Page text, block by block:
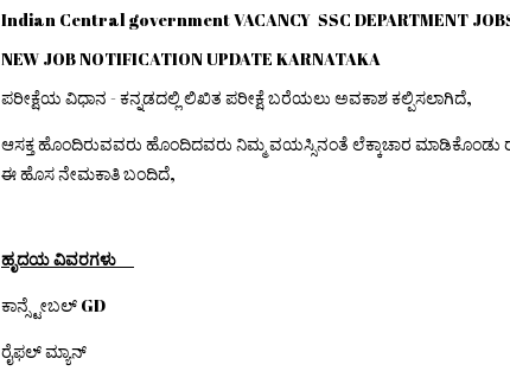
Indian Central government VACANCY SSC DEPARTMENT
NEW JOB NOTIFICATION UPDATE KARNATAKA
ಪರೀಕ್ಷೆಯ ವಿಧಾನ - ಕನ್ನಡದಲ್ಲಿ ಲಿಖಿತ ಪರೀಕ್ಷೆ ಬರೆಯಲು ಅವಕಾಶ ಕಲ್ಪಿಸಲಾಗಿದೆ,
ಆಸಕ್ತ ಹೊಂದಿರುವವರು ಹೊಂದಿದವರು ನಿಮ್ಮ ವಯಸ್ಸಿನಂತೆ ಲೆಕ್ಕಾಚಾರ
ಈ ಹೊಸ ನೇಮಕಾತಿ ಬಂದಿದೆ,
ಹೃದಯ ವಿವರಗಳು
ಕಾನ್ಸ್ಟೇಬಲ್ GD
ರೈಫಲ್ ಮ್ಯಾನ್